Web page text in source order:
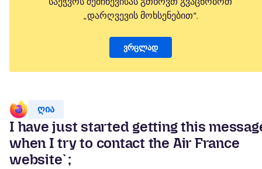
„დარღვევის მოხსენებით“.
ვრცლად
ღია
I have just started getting this
when I try to contact the Air France
website`;